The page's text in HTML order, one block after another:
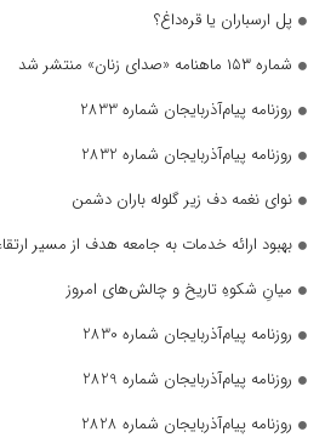
پل ارسباران یا قره‌داغ؟
شماره ۱۵۳ ماهنامه «صدای زنان» منتشر شد
روزنامه پیام‌آذربایجان شماره 2833
روزنامه پیام‌آذربایجان شماره 2832
نوای نغمه دف زیر گلوله باران دشمن
بهبود ارائه خدمات به جامعه هدف از مسیر
میانِ شکوهِ تاریخ و چالش‌های امروز
روزنامه پیام‌آذربایجان شماره 2830
روزنامه پیام‌آذربایجان شماره 2829
روزنامه پیام‌آذربایجان شماره 2828